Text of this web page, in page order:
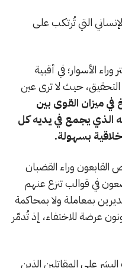
التي تُرتكب على
وراء الأسوار؛ في أقبية
حيث لا ترى عين
ميزان القوى بين
الذي يجمع في يديه كل
بسهولة.
القابعون وراء القضبان
في قوالب تنزع عنهم
بمعاملة ولا بمحاكمة
عرضة للاختفاء، إذ تُدمّر
على المقاتلين الذين